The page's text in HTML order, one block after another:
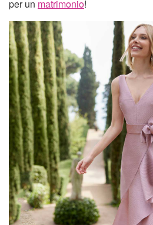
per un matrimonio!